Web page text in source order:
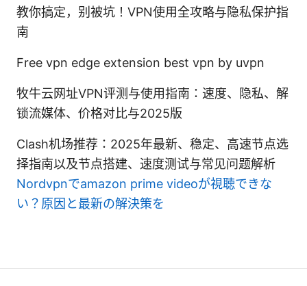
教你搞定，别被坑！VPN使用全攻略与隐私保护指
南
Free vpn edge extension best vpn by uvpn
牧牛云网址VPN评测与使用指南：速度、隐私、解
锁流媒体、价格对比与2025版
Clash机场推荐：2025年最新、稳定、高速节点选
择指南以及节点搭建、速度测试与常见问题解析
Nordvpnでamazon prime videoが視聴できな
い？原因と最新の解決策を